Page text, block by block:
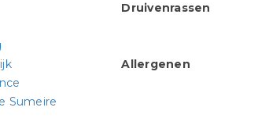
Sumeire
Druivenrassen
Allergenen